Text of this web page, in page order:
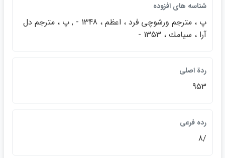
شناسه هاي افزوده
پ ، مترجم ورشوچي فرد ، اعظم ، 1348 - , پ ، مترجم دل
آرا ، سيامك ، 1353 -
ردة اصلي
953
رده فرعي
/8